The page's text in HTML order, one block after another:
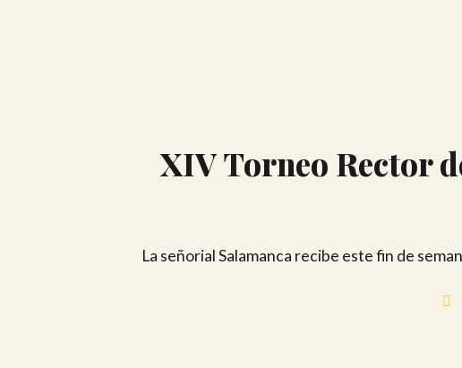
XIV Torneo Rector
La señorial Salamanca recibe este fin de